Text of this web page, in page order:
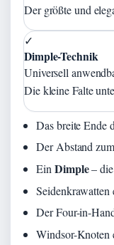
Der größte und
✓
Dimple-Technik
Universell
Die kleine Falte
Das breite Ende
Der Abstand
Ein Dimple– die
Der Four-in-
Windsor-Knoten